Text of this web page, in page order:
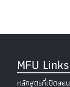
MFU Links
หลักสูตรที่เปิดสอน